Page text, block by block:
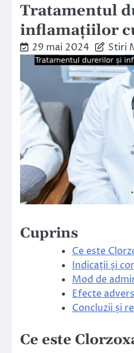
Tratamentul
inflamațiilor
29 mai 2024 Stiri
Cuprins
Ce este
Indicații și
Mod de
Efecte
Concluzii și
Ce este